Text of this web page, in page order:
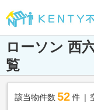
ローソン 西
覧
該当物件数 52件